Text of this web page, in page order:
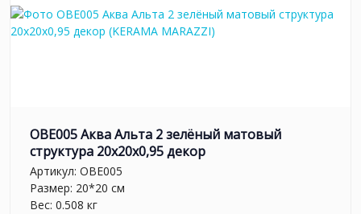
OBE005 Аква Альта 2 зелёный матовый
структура 20x20x0,95 декор
Артикул: OBE005
Размер: 20*20 см
Вес: 0.508 кг